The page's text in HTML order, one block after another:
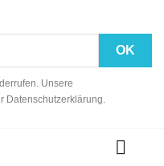
Unsere
Datenschutzerklärung.
